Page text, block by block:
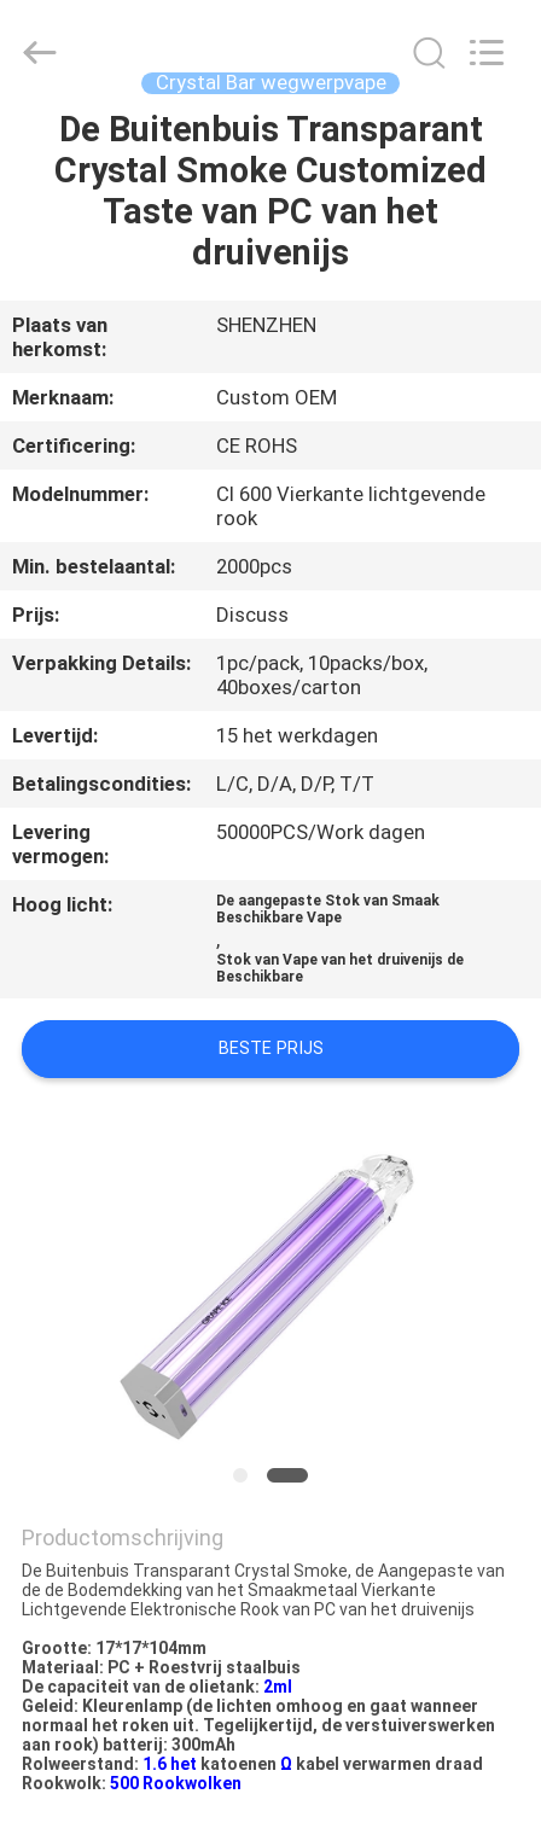
HUIS
PRODUCTEN
ONGEVEER
ONS
FABRIEKSREIS
KWALITEITSCONTROLE
VERZOEK
OM
CITAAT
SITEMAP
PRIVACY
Crystal Bar wegwerpvape
De Buitenbuis Transparant
Crystal Smoke Customized
Taste van PC van het
druivenijs
Plaats van
herkomst:
SHENZHEN
Merknaam:
Custom OEM
Certificering:
CE ROHS
Modelnummer:
Cl 600 Vierkante lichtgevende
rook
Min. bestelaantal:
2000pcs
Prijs:
Discuss
Verpakking Details:
1pc/pack, 10packs/box,
40boxes/carton
Levertijd:
15 het werkdagen
Betalingscondities:
L/C, D/A, D/P, T/T
Levering
vermogen:
50000PCS/Work dagen
Hoog licht:
De aangepaste Stok van Smaak
Beschikbare Vape
,
Stok van Vape van het druivenijs de
Beschikbare
BESTE PRIJS
Productomschrijving
De Buitenbuis Transparant Crystal Smoke, de Aangepaste van
de de Bodemdekking van het Smaakmetaal Vierkante
Lichtgevende Elektronische Rook van PC van het druivenijs
Grootte: 17*17*104mm
Materiaal: PC + Roestvrij staalbuis
De capaciteit van de olietank: 2ml
Geleid: Kleurenlamp (de lichten omhoog en gaat wanneer
normaal het roken uit. Tegelijkertijd, de verstuiverswerken
aan rook) batterij: 300mAh
Rolweerstand: 1.6 het katoenen Ω kabel verwarmen draad
Rookwolk: 500 Rookwolken